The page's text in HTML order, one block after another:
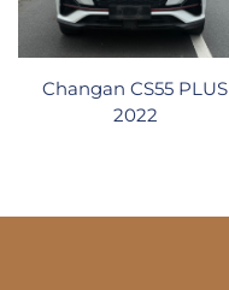
Changan CS55 PLUS
2022